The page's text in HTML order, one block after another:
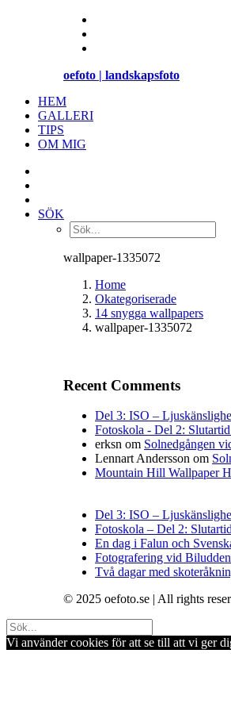
oefoto | landskapsfoto
HEM
GALLERI
TIPS
OM MIG
SÖK
wallpaper-1335072
Home
Okategoriserade
14 snygga wallpapers
wallpaper-1335072
Recent Comments
Del 3: ISO –
Fotoskola - Del 2:
erksn om Solnedgången
Lennart Andersson om
Mountain Hill Wallpaper
Del 3: ISO –
Fotoskola – Del 2:
En dag i Falun och
Fotografering vid
Två dagar med
© 2025 oefoto.se | All rights
Vi använder cookies för att se till att vi ger